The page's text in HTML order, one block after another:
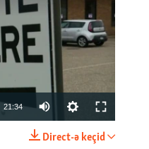
available
21:34
Direct-ə keçid